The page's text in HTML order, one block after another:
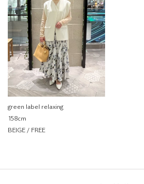
green label relaxing
158cm
BEIGE / FREE